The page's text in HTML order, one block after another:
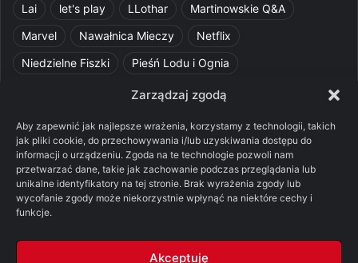
Zarządzaj zgodą
Aby zapewnić jak najlepsze wrażenia, korzystamy z technologii, takich
jak pliki cookie, do przechowywania i/lub uzyskiwania dostępu do
informacji o urządzeniu. Zgoda na te technologie pozwoli nam
przetwarzać dane, takie jak zachowanie podczas przeglądania lub
unikalne identyfikatory na tej stronie. Brak wyrażenia zgody lub
wycofanie zgody może niekorzystnie wpłynąć na niektóre cechy i
funkcje.
Akceptuję
Lai
let's play LLothar
Martinowskie Q&A
Marvel
Nawałnica Mieczy
Netflix
Niedzielne Fiszki
Pieśń Lodu i Ognia
Pquelim
Pytania do maesterów
recenzja książki
Ród Smoka Silmarillion
SithFrog
Starcie Królów
Star Wars
Szalone Teorie
Tolkienowskie Q&A
Voo
Wieści z Cytadeli